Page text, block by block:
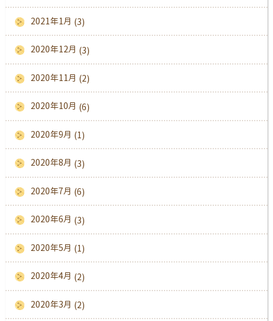
2021年1月 (3)
2020年12月 (3)
2020年11月 (2)
2020年10月 (6)
2020年9月 (1)
2020年8月 (3)
2020年7月 (6)
2020年6月 (3)
2020年5月 (1)
2020年4月 (2)
2020年3月 (2)